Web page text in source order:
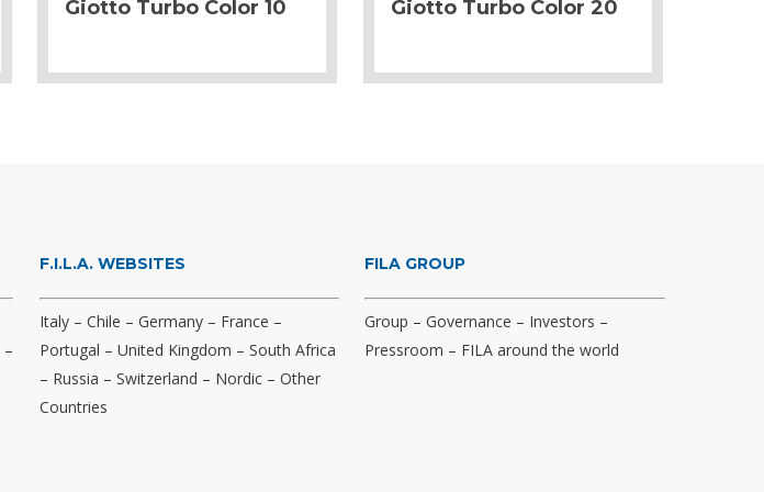
Giotto Turbo Color 10 Giotto Turbo Color 20
–
F.I.L.A. WEBSITES
Italy– Chile – Germany– France –
Portugal – United Kingdom – South Africa
– Russia – Switzerland – Nordic– Other
Countries
FILA GROUP
Group –Governance – Investors –
Pressroom – FILA around the world